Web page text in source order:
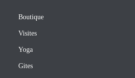
Boutique
Visites
Yoga
Gites